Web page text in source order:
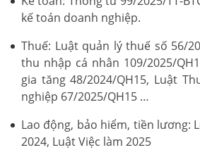
kế toán doanh nghiệp.
Thuế: Luật quản lý thuế số 56/
thu nhập cá nhân 109/2025/
gia tăng 48/2024/QH15, Luật
nghiệp 67/2025/QH15 …
Lao động, bảo hiểm, tiền lương:
2024, Luật Việc làm 2025